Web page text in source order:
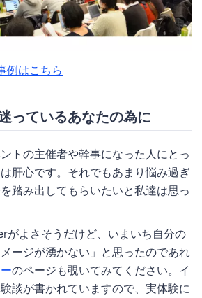
はこちら
っているあなたの為に
トの主催者や幹事になった人にとっ
肝心です。それでもあまり悩み過ぎ
踏み出してもらいたいと私達は思っ
がよさそうだけど、いまいち自分の
ージが湧かない」と思ったのであれ
のページも覗いてみてください。イ
談が書かれていますので、実体験に